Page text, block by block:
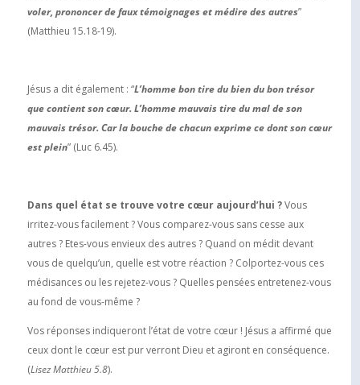
voler, prononcer de faux témoignages et médire des autres”
(Matthieu 15.18-19).
Jésus a dit également : “L’homme bon tire du bien du bon trésor
que contient son cœur. L’homme mauvais tire du mal de son
mauvais trésor. Car la bouche de chacun exprime ce dont son cœur
est plein” (Luc 6.45).
Dans quel état se trouve votre cœur aujourd’hui ?Vous
irritez-vous facilement ? Vous comparez-vous sans cesse aux
autres ? Etes-vous envieux des autres ? Quand on médit devant
vous de quelqu’un, quelle est votre réaction ? Colportez-vous ces
médisances ou les rejetez-vous ? Quelles pensées entretenez-vous
au fond de vous-même ?
Vos réponses indiqueront l’état de votre cœur ! Jésus a affirmé que
ceux dont le cœur est pur verront Dieu et agiront en conséquence.
(Lisez Matthieu 5.8).